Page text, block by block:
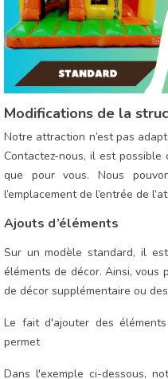
Modifications de la
Notre attraction n’est pas
Contactez-nous, il est
que pour vous. Nous
l’emplacement de l’entrée de
Ajouts d’éléments
Sur un modèle standard, il
éléments de décor. Ainsi, vous
de décor supplémentaire ou
Le fait d'ajouter des
permet
Dans l'exemple ci-dessous,